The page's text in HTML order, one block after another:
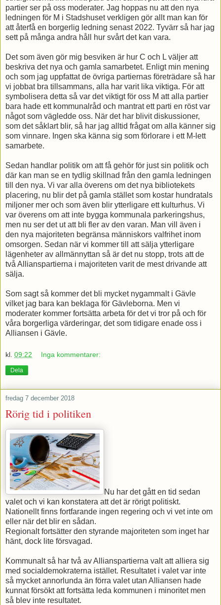
partier ser på oss moderater. Jag hoppas nu att den nya
ledningen för M i Stadshuset verkligen gör allt man kan för
att återfå en borgerlig ledning senast 2022. Tyvärr så har jag
sett på många andra håll hur svårt det kan vara.
Det som även gör mig besviken är hur C och L väljer att
beskriva det nya och gamla samarbetet. Enligt min mening
och som jag uppfattat de övriga partiernas företrädare så har
vi jobbat bra tillsammans, alla har varit lika viktiga. För att
symbolisera detta så var det viktigt för oss M att alla partier
bara hade ett kommunalråd och mantrat ett parti en röst var
något som vägledde oss. När det har blivit diskussioner,
som det såklart blir, så har jag alltid frågat om alla känner sig
som vinnare. Ingen ska känna sig som förlorare i ett M-lett
samarbete.
Sedan handlar politik om att få gehör för just sin politik och
där kan man se en tydlig skillnad från den gamla ledningen
till den nya. Vi var alla överens om det nya bibliotekets
placering, nu blir det på gamla stället som kostar hundratals
miljoner mer och som även blir ytterligare ett kulturhus. Vi
var överens om att inte bygga kommunala parkeringshus,
men nu ser det ut att bli fler av den varan. Man vill även i
den nya majoriteten begränsa människors valfrihet inom
omsorgen. Sedan när vi kommer till att sälja ytterligare
lägenheter av allmännyttan så är det nu stopp, trots att de
två Allianspartierna i majoriteten varit de mest drivande att
sälja.
Som sagt så kommer det bli mycket nygammalt i Gävle
vilket jag bara kan beklaga för Gävleborna. Men vi
moderater kommer fortsätta arbeta för det vi tror på och för
våra borgerliga värderingar, det som tidigare enade oss i
Alliansen i Gävle.
kl. 09:22 Inga kommentarer:
Dela
fredag 7 december 2018
Rörig tid i politiken
Nu har det gått en tid sedan
valet och vi kan konstatera att det är rörigt politiskt.
Nationellt finns fortfarande ingen regering och vi vet inte om
eller när det blir en sådan.
Regionalt fortsätter den styrande majoriteten som inget har
hänt, dock lite försvagad.
Kommunalt så har två av Allianspartierna valt att alliera sig
med socialdemokraterna istället. Resultatet i valet var inte
så mycket annorlunda än förra valet utan Alliansen hade
kunnat försökt att fortsätta leda kommunen i minoritet men
så blev inte resultatet.